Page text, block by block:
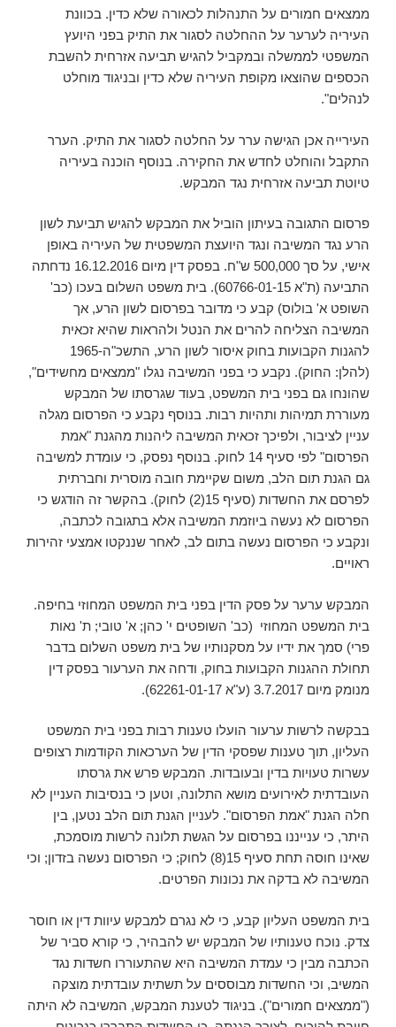
ממצאים חמורים על התנהלות לכאורה שלא כדין. בכוונת
העיריה לערער על ההחלטה לסגור את התיק בפני היועץ
המשפטי לממשלה ובמקביל להגיש תביעה אזרחית להשבת
הכספים שהוצאו מקופת העיריה שלא כדין ובניגוד מוחלט
לנהלים".
העירייה אכן הגישה ערר על החלטה לסגור את התיק. הערר
התקבל והוחלט לחדש את החקירה. בנוסף הוכנה בעיריה
טיוטת תביעה אזרחית נגד המבקש.
פרסום התגובה בעיתון הוביל את המבקש להגיש תביעת לשון
הרע נגד המשיבה ונגד היועצת המשפטית של העיריה באופן
אישי, על סך 500,000 ש"ח. בפסק דין מיום 16.12.2016 נדחתה
התביעה (ת"א 60766-01-15). בית משפט השלום בעכו (כב'
השופט א' בולוס) קבע כי מדובר בפרסום לשון הרע, אך
המשיבה הצליחה להרים את הנטל ולהראות שהיא זכאית
להגנות הקבועות בחוק איסור לשון הרע, התשכ"ה-1965
(להלן: החוק). נקבע כי בפני המשיבה נגלו "ממצאים מחשידים",
שהונחו גם בפני בית המשפט, בעוד שגרסתו של המבקש
מעוררת תמיהות ותהיות רבות. בנוסף נקבע כי הפרסום מגלה
עניין לציבור, ולפיכך זכאית המשיבה ליהנות מהגנת "אמת
הפרסום" לפי סעיף 14 לחוק. בנוסף נפסק, כי עומדת למשיבה
גם הגנת תום הלב, משום שקיימת חובה מוסרית וחברתית
לפרסם את החשדות (סעיף 15(2) לחוק). בהקשר זה הודגש כי
הפרסום לא נעשה ביוזמת המשיבה אלא בתגובה לכתבה,
ונקבע כי הפרסום נעשה בתום לב, לאחר שננקטו אמצעי זהירות
ראויים.
המבקש ערער על פסק הדין בפני בית המשפט המחוזי בחיפה.
בית המשפט המחוזי (כב' השופטים י' כהן; א' טובי; ת' נאות
פרי) סמך את ידיו על מסקנותיו של בית משפט השלום בדבר
תחולת ההגנות הקבועות בחוק, ודחה את הערעור בפסק דין
מנומק מיום 3.7.2017 (ע"א 62261-01-17).
בבקשה לרשות ערעור הועלו טענות רבות בפני בית המשפט
העליון, תוך טענות שפסקי הדין של הערכאות הקודמות רצופים
עשרות טעויות בדין ובעובדות. המבקש פרש את גרסתו
העובדתית לאירועים מושא התלונה, וטען כי בנסיבות העניין לא
חלה הגנת "אמת הפרסום". לעניין הגנת תום הלב נטען, בין
היתר, כי ענייננו בפרסום על הגשת תלונה לרשות מוסמכת,
שאינו חוסה תחת סעיף 15(8) לחוק; כי הפרסום נעשה בזדון; וכי
המשיבה לא בדקה את נכונות הפרטים.
בית המשפט העליון קבע, כי לא נגרם למבקש עיוות דין או חוסר
צדק. נוכח טענותיו של המבקש יש להבהיר, כי קורא סביר של
הכתבה מבין כי עמדת המשיבה היא שהתעוררו חשדות נגד
המשיב, וכי החשדות מבוססים על תשתית עובדתית מוצקה
("ממצאים חמורים"). בניגוד לטענת המבקש, המשיבה לא היתה